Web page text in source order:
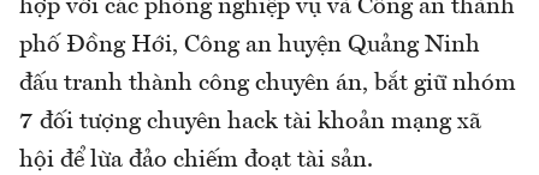
hợp với các phòng nghiệp vụ và Công an thành
phố Đồng Hới, Công an huyện Quảng Ninh
đấu tranh thành công chuyên án, bắt giữ nhóm
7 đối tượng chuyên hack tài khoản mạng xã
hội để lừa đảo chiếm đoạt tài sản.